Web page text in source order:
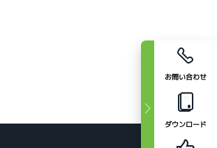
お問い合わせ
ダウンロード